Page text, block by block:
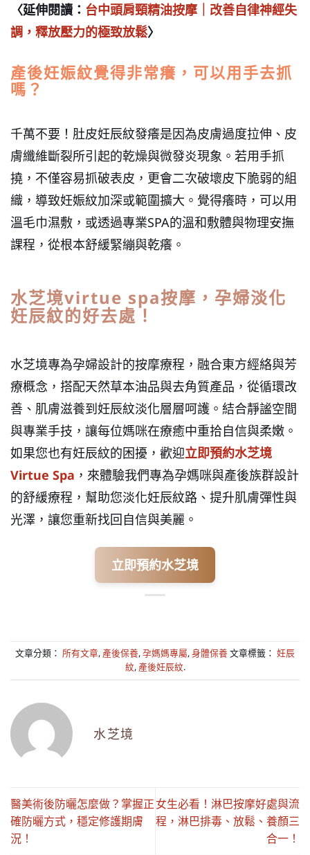
〈延伸閱讀： 台中頭肩頸精油按摩｜改善自律神經失
調，釋放壓力的極致放鬆〉
產後妊娠紋覺得非常癢，可以用手去抓
嗎？
千萬不要！肚皮妊辰紋發癢是因為皮膚過度拉伸、皮
膚纖維斷裂所引起的乾燥與微發炎現象。若用手抓
撓，不僅容易抓破表皮，更會二次破壞皮下脆弱的組
織，導致妊娠紋加深或範圍擴大。覺得癢時，可以用
溫毛巾濕敷，或透過專業SPA的溫和敷體與物理安撫
課程，從根本舒緩緊繃與乾癢。
水芝境virtue spa按摩，孕婦淡化
妊辰紋的好去處！
水芝境專為孕婦設計的按摩療程，融合東方經絡與芳
療概念，搭配天然草本油品與去角質產品，從循環改
善、肌膚滋養到妊辰紋淡化層層呵護。結合靜謐空間
與專業手技，讓每位媽咪在療癒中重拾自信與柔嫩。
如果您也有妊辰紋的困擾，歡迎立即預約水芝境
Virtue Spa ，來體驗我們專為孕媽咪與產後族群設計
的舒緩療程，幫助您淡化妊辰紋路、提升肌膚彈性與
光澤，讓您重新找回自信與美麗。
立即預約水芝境
文章分類： 所有文章, 產後保養,孕媽媽專屬,身體保養文章標籤： 妊辰
紋, 產後妊辰紋.
水芝境
醫美術後防曬怎麼做？掌握正
確防曬方式，穩定修護期膚
況！
女生必看！淋巴按摩好處與流
程，淋巴排毒、放鬆、養顏三
合一！